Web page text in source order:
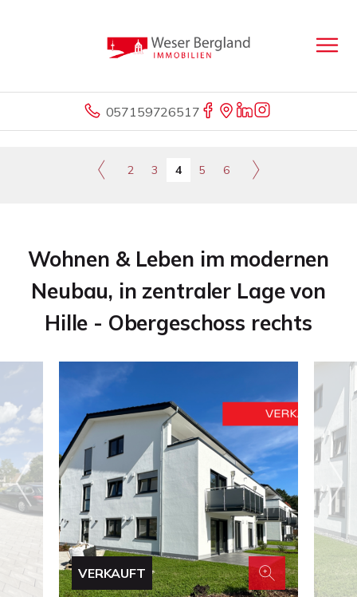
057159726517
2 3 4 5 6
Wohnen & Leben im modernen
Neubau, in zentraler Lage von
Hille - Obergeschoss rechts
VERKAUFT